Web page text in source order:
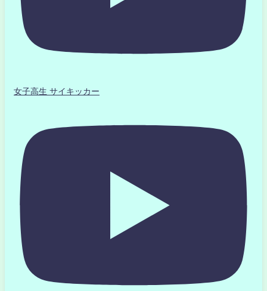
女子高生 サイキッカー